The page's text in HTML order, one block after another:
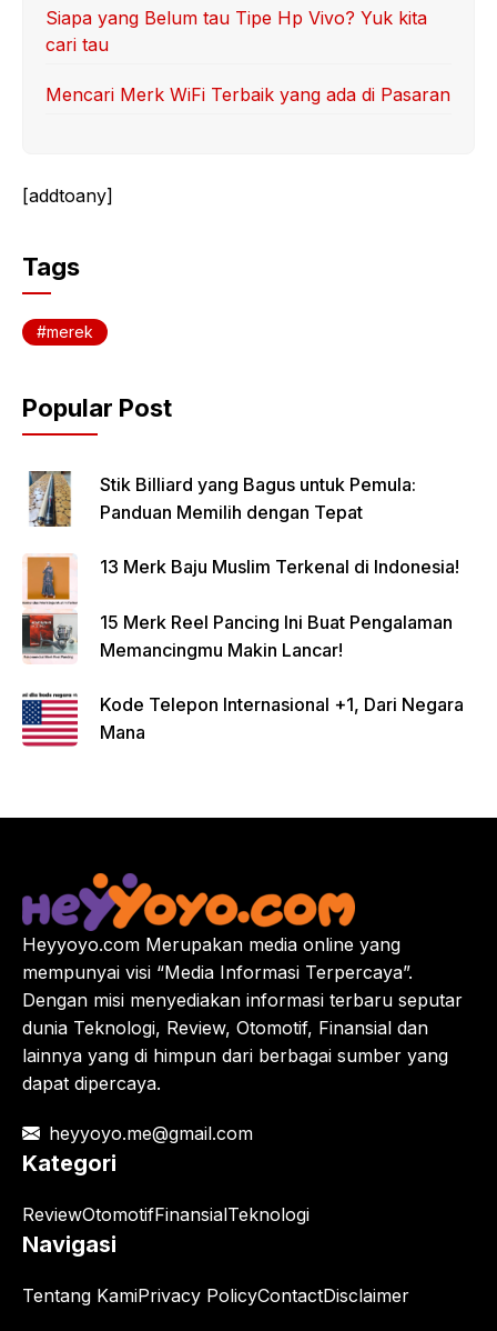
Siapa yang Belum tau Tipe Hp Vivo? Yuk kita
cari tau
Mencari Merk WiFi Terbaik yang ada di Pasaran
[addtoany]
Tags
merek
Popular Post
Stik Billiard yang Bagus untuk Pemula:
Panduan Memilih dengan Tepat
13 Merk Baju Muslim Terkenal di Indonesia!
15 Merk Reel Pancing Ini Buat Pengalaman
Memancingmu Makin Lancar!
Kode Telepon Internasional +1, Dari Negara
Mana
Heyyoyo.com Merupakan media online yang
mempunyai visi “Media Informasi Terpercaya”.
Dengan misi menyediakan informasi terbaru seputar
dunia Teknologi, Review, Otomotif, Finansial dan
lainnya yang di himpun dari berbagai sumber yang
dapat dipercaya.
heyyoyo.me@gmail.com
Kategori
ReviewOtomotifFinansialTeknologi
Navigasi
Tentang KamiPrivacy PolicyContactDisclaimer